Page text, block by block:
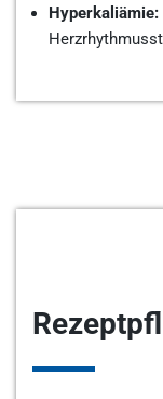
Hyperkaliämie: